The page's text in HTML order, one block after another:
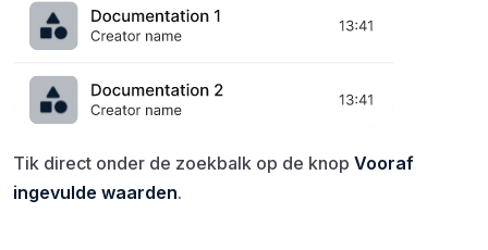
Tik direct onder de zoekbalk op de knop Vooraf
ingevulde waarden.